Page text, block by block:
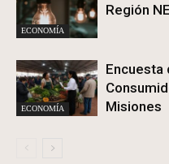
ECONOMÍA
Región
ECONOMÍA
Encuesta
Misiones